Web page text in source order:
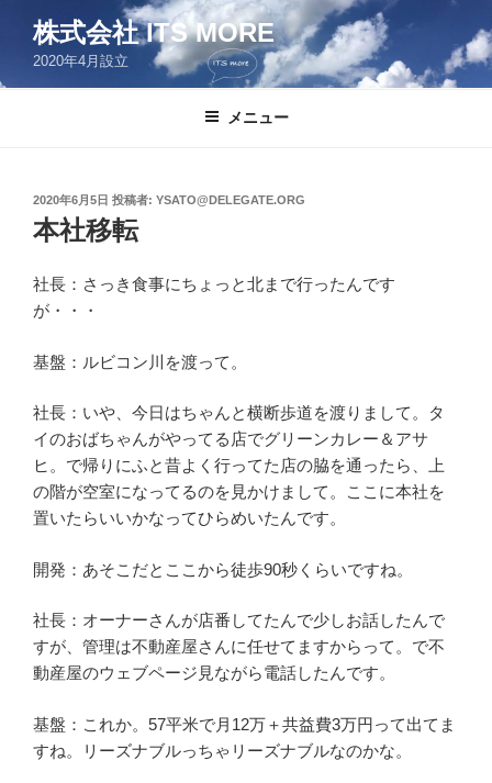
ン
株式会社 ITS MORE
2020年4月設立
メニュー
投
日:
2020年6月5日 投稿者: YSATO@DELEGATE.ORG
本社移転
社長：さっき食事にちょっと北まで行ったんです
が・・・
基盤：ルビコン川を渡って。
社長：いや、今日はちゃんと横断歩道を渡りまして。タ
イのおばちゃんがやってる店でグリーンカレー＆アサ
ヒ。で帰りにふと昔よく行ってた店の脇を通ったら、上
の階が空室になってるのを見かけまして。ここに本社を
置いたらいいかなってひらめいたんです。
開発：あそこだとここから徒歩90秒くらいですね。
社長：オーナーさんが店番してたんで少しお話したんで
すが、管理は不動産屋さんに任せてますからって。で不
動産屋のウェブページ見ながら電話したんです。
基盤：これか。57平米で月12万＋共益費3万円って出てま
すね。リーズナブルっちゃリーズナブルなのかな。